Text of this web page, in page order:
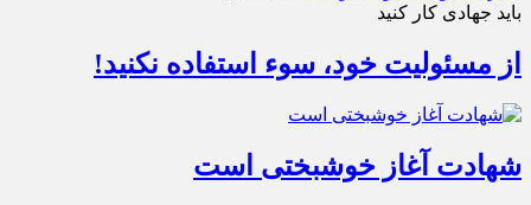
باید جهادی کار کنید
از مسئولیت خود، سوء استفاده نکنید!
شهادت آغاز خوشبختی است